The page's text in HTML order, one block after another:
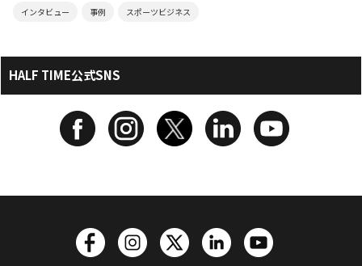
インタビュー 事例 スポーツビジネス
HALF TIME公式SNS